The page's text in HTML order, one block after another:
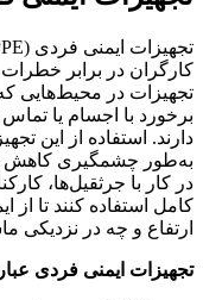
کارگران در برابر
تجهیزات در محیط‌هایی
برخورد با اجسام یا
دارند. استفاده از این
به‌طور چشمگیری کاهش
در کار با جرثقیل‌ها،
کامل استفاده کنند تا
ارتفاع و چه در نزدیکی
تجهیزات ایمنی فردی